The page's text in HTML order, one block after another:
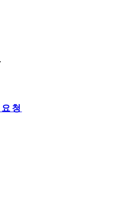
청